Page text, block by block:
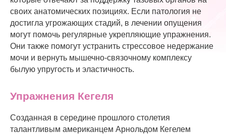
своих анатомических позициях. Если патология не
достигла угрожающих стадий, в лечении опущения
могут помочь регулярные укрепляющие упражнения.
Они также помогут устранить стрессовое недержание
мочи и вернуть мышечно-связочному комплексу
былую упругость и эластичность.
Упражнения Кегеля
Созданная в середине прошлого столетия
талантливым американцем Арнольдом Кегелем